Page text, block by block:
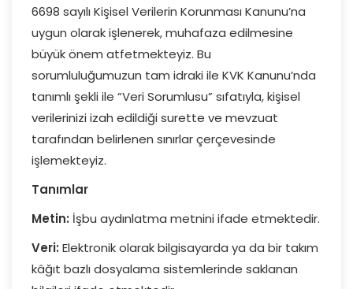
6698 sayılı Kişisel Verilerin Korunması Kanunu’na
uygun olarak işlenerek, muhafaza edilmesine
büyük önem atfetmekteyiz. Bu
sorumluluğumuzun tam idraki ile KVK Kanunu’nda
tanımlı şekli ile “Veri Sorumlusu” sıfatıyla, kişisel
verilerinizi izah edildiği surette ve mevzuat
tarafından belirlenen sınırlar çerçevesinde
işlemekteyiz.
Tanımlar
Metin: İşbu aydınlatma metnini ifade etmektedir.
Veri: Elektronik olarak bilgisayarda ya da bir takım
kâğıt bazlı dosyalama sistemlerinde saklanan